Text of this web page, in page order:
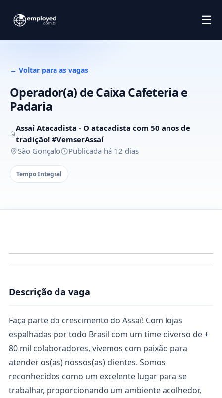
☰
← Voltar para as vagas
Operador(a) de Caixa Cafeteria e
Padaria
Assaí Atacadista - O atacadista com 50 anos de
tradição! #VemserAssaí
São Gonçalo
Publicada há 12 dias
Tempo Integral
Descrição da vaga
Faça parte do crescimento do Assaí! Com lojas
espalhadas por todo Brasil com um time diverso de +
80 mil colaboradores, vivemos com paixão para
atender os(as) nossos(as) clientes. Somos
reconhecidos como um excelente lugar para se
trabalhar, proporcionando um ambiente acolhedor,